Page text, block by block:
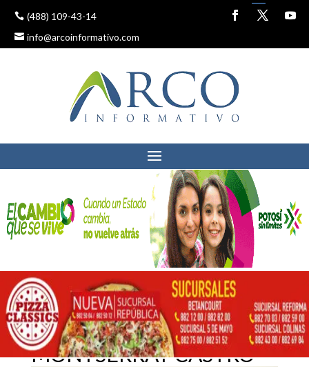
(488) 109-43-14
info@arcoinformativo.com
GOBIERNO INVITA A
MAGNO CONCIERTO
CON LA SOPRANO
MONTSERRAT CASTRO
11 enero, 2024